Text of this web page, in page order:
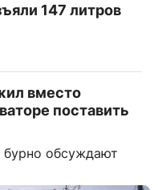
147 литров
вместо
поставить
бурно обсуждают